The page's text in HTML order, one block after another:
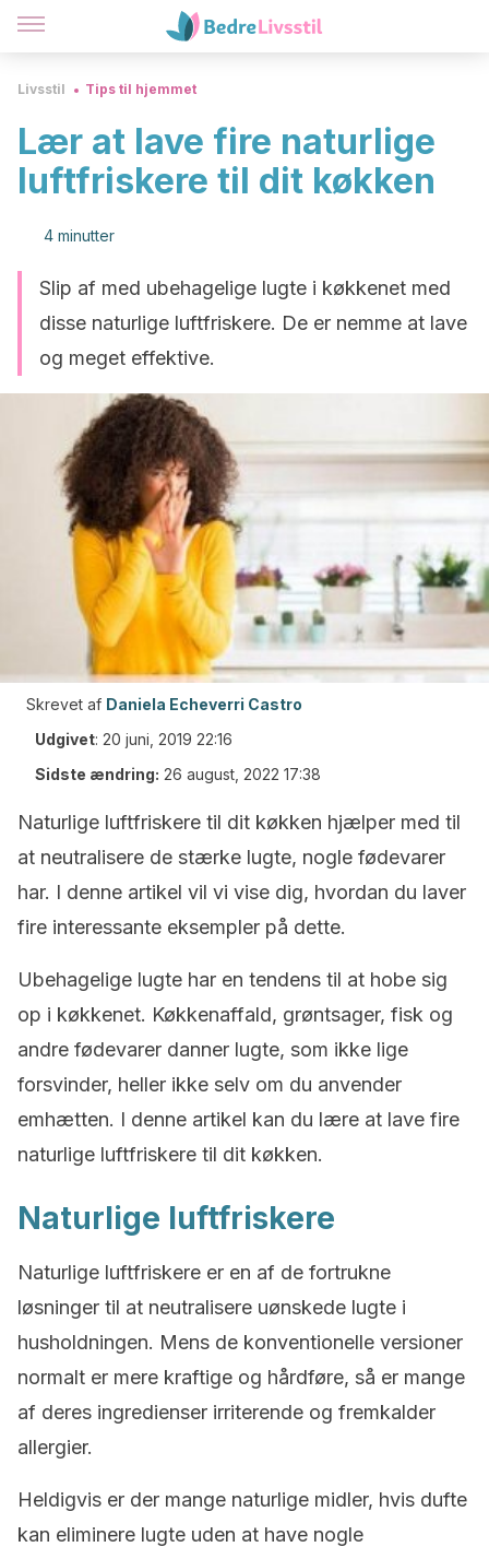
Livsstil Tips til hjemmet
Lær at lave fire naturlige
luftfriskere til dit køkken
4 minutter
Slip af med ubehagelige lugte i køkkenet med
disse naturlige luftfriskere. De er nemme at lave
og meget effektive.
Skrevet af Daniela Echeverri Castro
Udgivet: 20 juni, 2019 22:16
Sidste ændring: 26 august, 2022 17:38
Naturlige luftfriskere til dit køkken hjælper med til
at neutralisere de stærke lugte, nogle fødevarer
har. I denne artikel vil vi vise dig, hvordan du laver
fire interessante eksempler på dette.
Ubehagelige lugte har en tendens til at hobe sig
op i køkkenet. Køkkenaffald, grøntsager, fisk og
andre fødevarer danner lugte, som ikke lige
forsvinder, heller ikke selv om du anvender
emhætten. I denne artikel kan du lære at lave fire
naturlige luftfriskere til dit køkken.
Naturlige luftfriskere
Naturlige luftfriskere er en af de fortrukne
løsninger til at neutralisere uønskede lugte i
husholdningen. Mens de konventionelle versioner
normalt er mere kraftige og hårdføre, så er mange
af deres ingredienser irriterende og fremkalder
allergier.
Heldigvis er der mange naturlige midler, hvis dufte
kan eliminere lugte uden at have nogle